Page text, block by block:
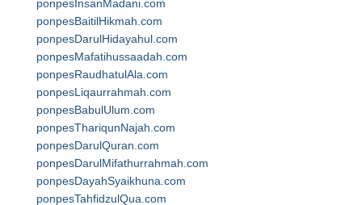
ponpesInsanMadani.com
ponpesBaitilHikmah.com
ponpesDarulHidayahul.com
ponpesMafatihussaadah.com
ponpesRaudhatulAla.com
ponpesLiqaurrahmah.com
ponpesBabulUlum.com
ponpesThariqunNajah.com
ponpesDarulQuran.com
ponpesDarulMifathurrahmah.com
ponpesDayahSyaikhuna.com
ponpesTahfidzulQua.com